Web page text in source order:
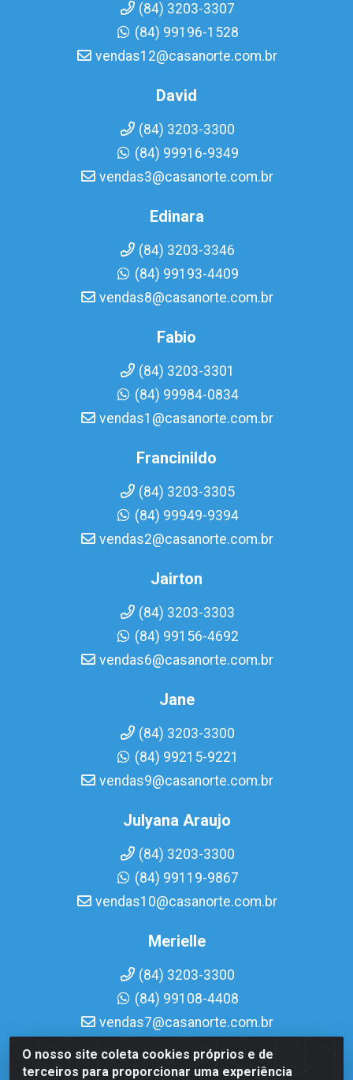
O nosso site coleta cookies próprios e de
terceiros para proporcionar uma experiência
(84) 3203-3307
(84) 99196-1528
vendas12@casanorte.com.br
David
(84) 3203-3300
(84) 99916-9349
vendas3@casanorte.com.br
Edinara
(84) 3203-3346
(84) 99193-4409
vendas8@casanorte.com.br
Fabio
(84) 3203-3301
(84) 99984-0834
vendas1@casanorte.com.br
Francinildo
(84) 3203-3305
(84) 99949-9394
vendas2@casanorte.com.br
Jairton
(84) 3203-3303
(84) 99156-4692
vendas6@casanorte.com.br
Jane
(84) 3203-3300
(84) 99215-9221
vendas9@casanorte.com.br
Julyana Araujo
(84) 3203-3300
(84) 99119-9867
vendas10@casanorte.com.br
Merielle
(84) 3203-3300
(84) 99108-4408
vendas7@casanorte.com.br
Casa Norte LTDA - Av. Interventor Mário Câmara, 1815 -